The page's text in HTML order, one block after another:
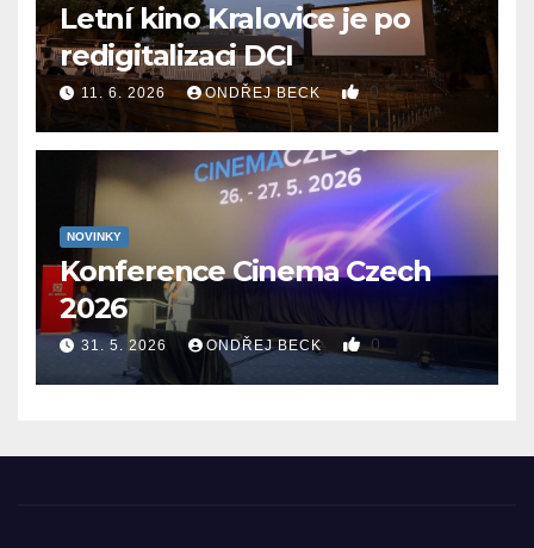
Letní kino Kralovice je po
redigitalizaci DCI
11. 6. 2026 ONDŘEJ BECK 0
NOVINKY
Konference Cinema Czech
2026
31. 5. 2026 ONDŘEJ BECK 0